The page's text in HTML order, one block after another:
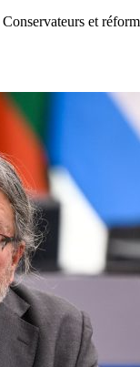
Conservateurs et